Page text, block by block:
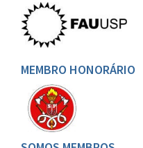
MEMBRO HONORÁRIO